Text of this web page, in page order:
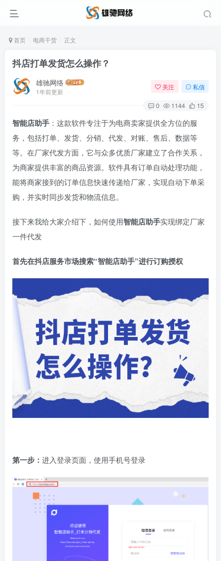
首页 电商干货 正文
抖店打单发货怎么操作？
雄驰网络
1年前更新
关注 私信
0 1144 15
智能店助手 ：这款软件专注于为电商卖家提供全方位的服
务，包括打单、发货、分销、代发、对账、售后、数据等
等。在厂家代发方面，它与众多优质厂家建立了合作关系，
为商家提供丰富的商品资源。软件具有订单自动处理功能，
能将商家接到的订单信息快速传递给厂家，实现自动下单采
购，并实时同步发货和物流信息。
接下来我给大家介绍下，如何使用智能店助手实现绑定厂家
一件代发
首先在抖店服务市场搜索“智能店助手”进行订购授权
第一步： 进入登录页面，使用手机号登录